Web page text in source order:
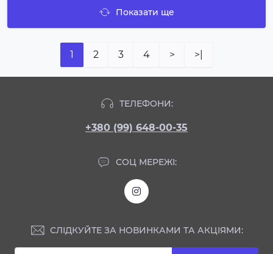
Показати ще
1 2 3 4 > >|
ТЕЛЕФОНИ:
+380 (99) 648-00-35
СОЦ МЕРЕЖІ:
СЛІДКУЙТЕ ЗА НОВИНКАМИ ТА АКЦІЯМИ: